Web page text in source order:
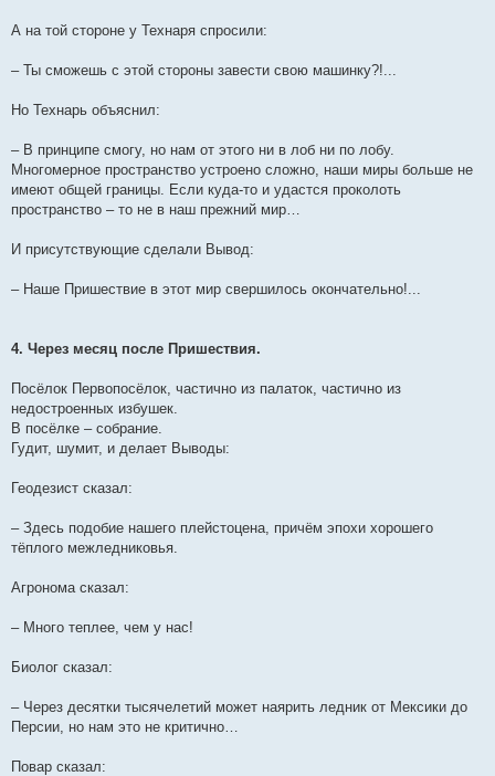
А на той стороне у Технаря спросили:
– Ты сможешь с этой стороны завести свою машинку?!...
Но Технарь объяснил:
– В принципе смогу, но нам от этого ни в лоб ни по лобу.
Многомерное пространство устроено сложно, наши миры больше не
имеют общей границы. Если куда-то и удастся проколоть
пространство – то не в наш прежний мир…
И присутствующие сделали Вывод:
– Наше Пришествие в этот мир свершилось окончательно!...
4. Через месяц после Пришествия.
Посёлок Первопосёлок, частично из палаток, частично из
недостроенных избушек.
В посёлке – собрание.
Гудит, шумит, и делает Выводы:
Геодезист сказал:
– Здесь подобие нашего плейстоцена, причём эпохи хорошего
тёплого межледниковья.
Агронома сказал:
– Много теплее, чем у нас!
Биолог сказал:
– Через десятки тысячелетий может наярить ледник от Мексики до
Персии, но нам это не критично…
Повар сказал: